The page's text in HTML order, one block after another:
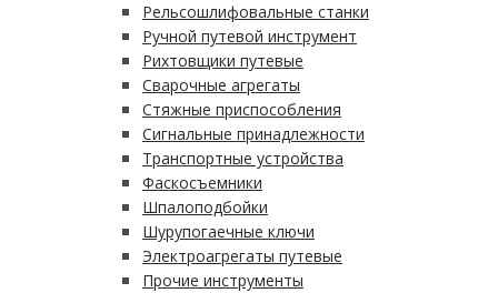
Рельсошлифовальные станки
Ручной путевой инструмент
Рихтовщики путевые
Сварочные агрегаты
Стяжные приспособления
Сигнальные принадлежности
Транспортные устройства
Фаскосъемники
Шпалоподбойки
Шурупогаечные ключи
Электроагрегаты путевые
Прочие инструменты